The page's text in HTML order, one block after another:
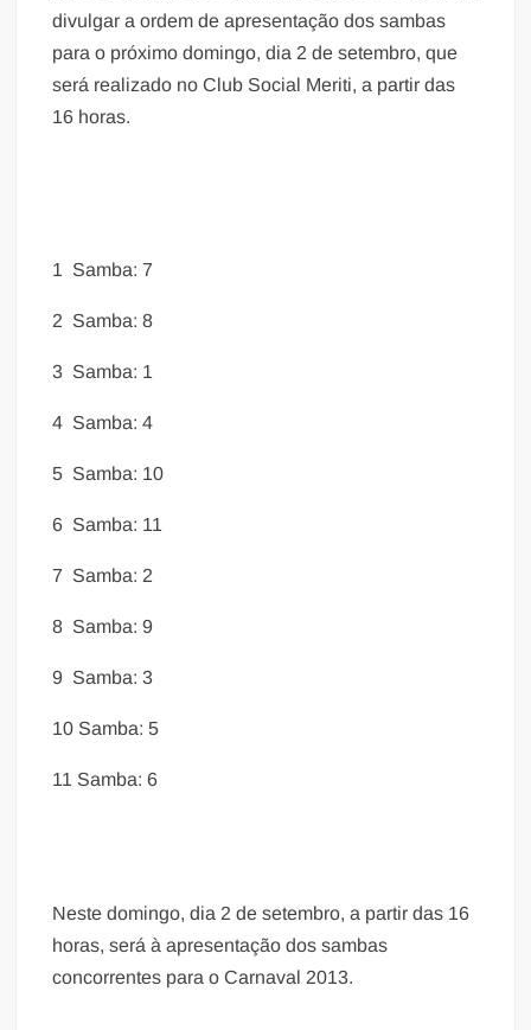
divulgar a ordem de apresentação dos sambas
para o próximo domingo, dia 2 de setembro, que
será realizado no Club Social Meriti, a partir das
16 horas.
1 Samba: 7
2 Samba: 8
3 Samba: 1
4 Samba: 4
5 Samba: 10
6 Samba: 11
7 Samba: 2
8 Samba: 9
9 Samba: 3
10 Samba: 5
11 Samba: 6
Neste domingo, dia 2 de setembro, a partir das 16
horas, será à apresentação dos sambas
concorrentes para o Carnaval 2013.